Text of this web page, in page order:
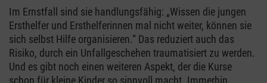
Im Ernstfall sind sie handlungsfähig: „Wissen die jungen
Ersthelfer und Ersthelferinnen mal nicht weiter, können sie
sich selbst Hilfe organisieren.“ Das reduziert auch das
Risiko, durch ein Unfallgeschehen traumatisiert zu werden.
Und es gibt noch einen weiteren Aspekt, der die Kurse
schon für kleine Kinder so sinnvoll macht. Immerhin